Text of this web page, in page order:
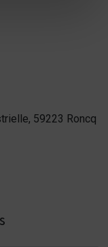
59223 Roncq